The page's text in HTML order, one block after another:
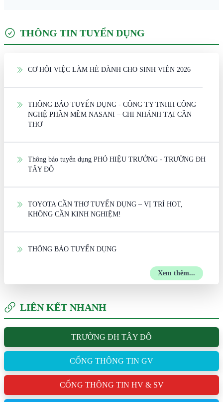
THÔNG TIN TUYỂN DỤNG
CƠ HỘI VIỆC LÀM HÈ DÀNH CHO SINH VIÊN 2026
THÔNG BÁO TUYỂN DỤNG - CÔNG TY TNHH CÔNG
NGHỆ PHẦN MỀM NASANI – CHI NHÁNH TẠI CẦN
THƠ
Thông báo tuyển dụng PHÓ HIỆU TRƯỞNG - TRƯỜNG ĐH
TÂY ĐÔ
TOYOTA CẦN THƠ TUYỂN DỤNG – VỊ TRÍ HOT,
KHÔNG CẦN KINH NGHIỆM!
THÔNG BÁO TUYỂN DỤNG
Xem thêm...
LIÊN KẾT NHANH
TRƯỜNG ĐH TÂY ĐÔ
CỔNG THÔNG TIN GV
CỔNG THÔNG TIN HV & SV